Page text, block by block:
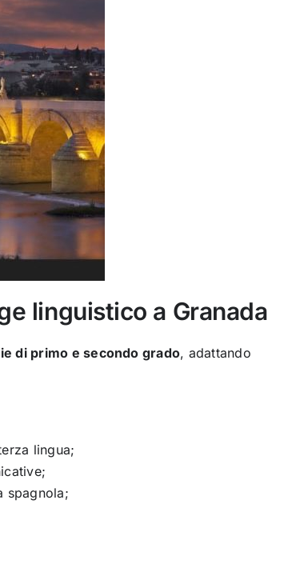
linguistico a Granada
di primo e secondo grado, adattando
lingua;
spagnola;